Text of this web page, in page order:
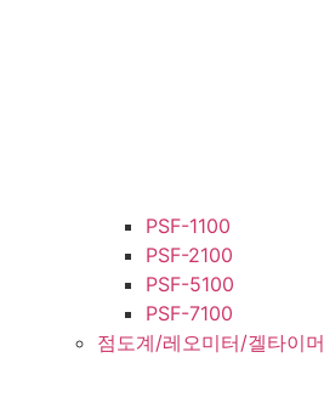
PSF-1100
PSF-2100
PSF-5100
PSF-7100
점도계/레오미터/겔타이머